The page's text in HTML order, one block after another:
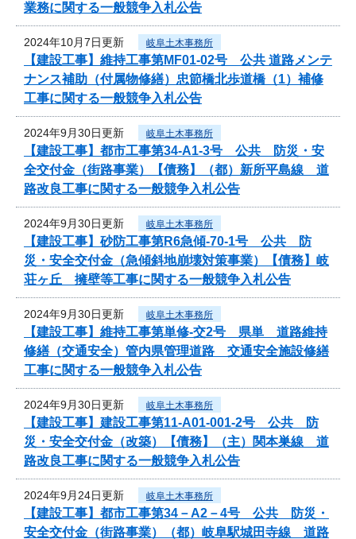
業務に関する一般競争入札公告
2024年10月7日更新 岐阜土木事務所
【建設工事】維持工事第MF01-02号 公共 道路メンテ
ナンス補助（付属物修繕）忠節橋北歩道橋（1）補修
工事に関する一般競争入札公告
2024年9月30日更新 岐阜土木事務所
【建設工事】都市工事第34-A1-3号 公共 防災・安
全交付金（街路事業）【債務】（都）新所平島線 道
路改良工事に関する一般競争入札公告
2024年9月30日更新 岐阜土木事務所
【建設工事】砂防工事第R6急傾-70-1号 公共 防
災・安全交付金（急傾斜地崩壊対策事業）【債務】岐
荘ヶ丘 擁壁等工事に関する一般競争入札公告
2024年9月30日更新 岐阜土木事務所
【建設工事】維持工事第単修-交2号 県単 道路維持
修繕（交通安全）管内県管理道路 交通安全施設修繕
工事に関する一般競争入札公告
2024年9月30日更新 岐阜土木事務所
【建設工事】建設工事第11-A01-001-2号 公共 防
災・安全交付金（改築）【債務】（主）関本巣線 道
路改良工事に関する一般競争入札公告
2024年9月24日更新 岐阜土木事務所
【建設工事】都市工事第34－A2－4号 公共 防災・
安全交付金（街路事業）（都）岐阜駅城田寺線 道路